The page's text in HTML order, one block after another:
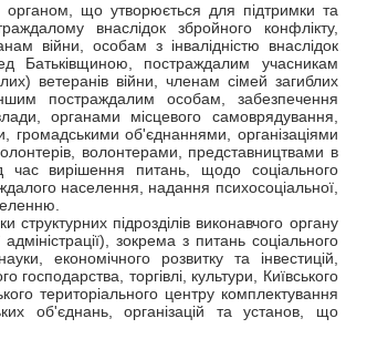
органом, що утворюється для підтримки та
внаслідок збройного конфлікту,
війни, особам з інвалідністю внаслідок
Батьківщиною, постраждалим учасникам
ветеранів війни, членам сімей загиблих
постраждалим особам, забезпечення
органами місцевого самоврядування,
об'єднаннями, організаціями
волонтерами, представництвами в
час вирішення питань, щодо соціального
населення, надання психосоціальної,
підрозділів виконавчого органу
зокрема з питань соціального
економічного розвитку та інвестицій,
господарства, торгівлі, культури, Київського
територіального центру комплектування
об'єднань, організацій та установ, що